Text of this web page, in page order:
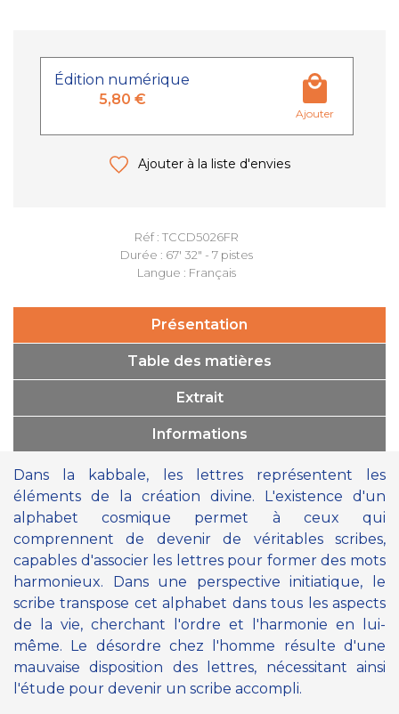
Réf : TCCD5026FR
Durée : 67' 32" - 7 pistes
Langue : Français
Édition numérique
5,80 €
Ajouter
Ajouter à la liste d'envies
Présentation
Table des matières
Extrait
Informations
Dans la kabbale, les lettres représentent les
éléments de la création divine. L'existence d'un
alphabet cosmique permet à ceux qui
comprennent de devenir de véritables scribes,
capables d'associer les lettres pour former des mots
harmonieux. Dans une perspective initiatique, le
scribe transpose cet alphabet dans tous les aspects
de la vie, cherchant l'ordre et l'harmonie en lui-
même. Le désordre chez l'homme résulte d'une
mauvaise disposition des lettres, nécessitant ainsi
l'étude pour devenir un scribe accompli.